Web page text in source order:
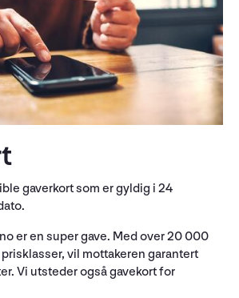
gaverkort som er gyldig i 24
er en super gave. Med over 20 000
vil mottakeren garantert
Vi utsteder også gavekort for